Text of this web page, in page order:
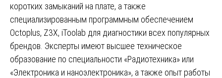
коротких замыканий на плате, а также
специализированным программным обеспечением
Octoplus, Z3X, iToolab для диагностики всех популярных
брендов. Эксперты имеют высшее техническое
образование по специальности «Радиотехника» или
«Электроника и наноэлектроника», а также опыт работы